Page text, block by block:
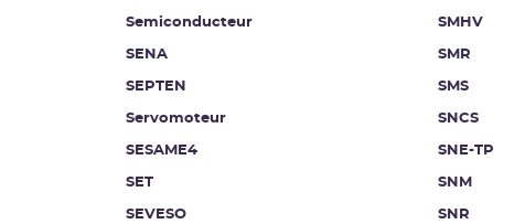
Semiconducteur
SENA
SEPTEN
Servomoteur
SESAME4
SET
SEVESO
SMHV
SMR
SMS
SNCS
SNE-TP
SNM
SNR